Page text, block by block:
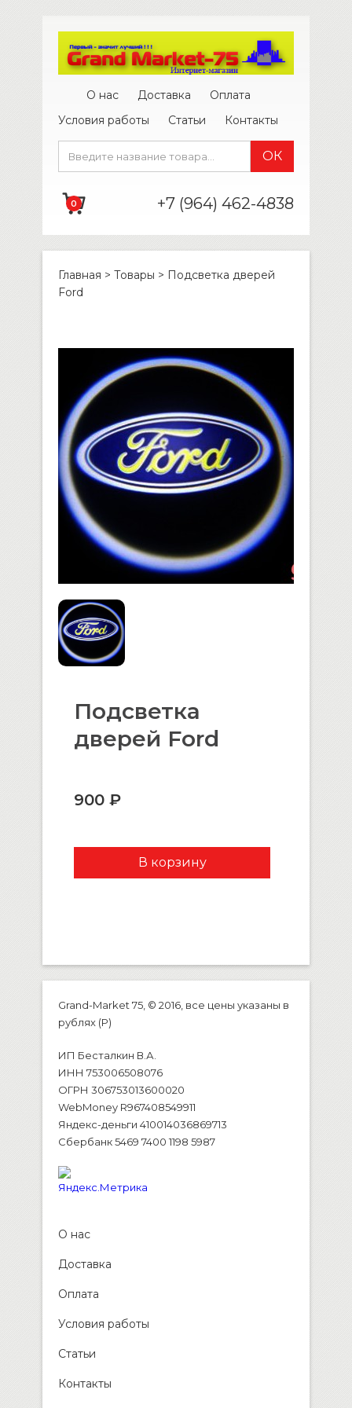
О нас Доставка
Оплата
Условия работы
Статьи Контакты
0 +7 (964) 462-4838
Главная > Товары > Подсветка дверей
Ford
Подсветка
дверей Ford
900 ₽
Grand-Market 75, © 2016, все цены указаны в
рублях (P)
ИП Бесталкин В.А.
ИНН 753006508076
ОГРН 306753013600020
WebMoney R967408549911
Яндекс-деньги 410014036869713
Сбербанк 5469 7400 1198 5987
О нас
Доставка
Оплата
Условия работы
Статьи
Контакты